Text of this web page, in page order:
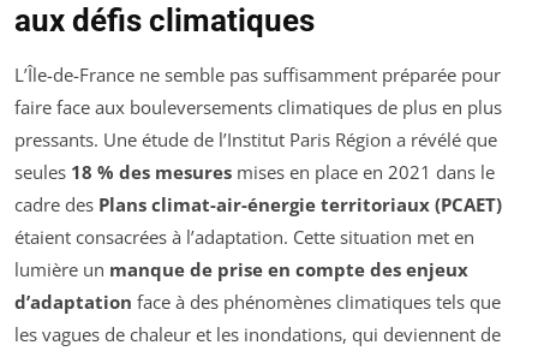
aux défis climatiques
L’Île-de-France ne semble pas suffisamment préparée pour
faire face aux bouleversements climatiques de plus en plus
pressants. Une étude de l’Institut Paris Région a révélé que
seules 18 % des mesures mises en place en 2021 dans le
cadre des Plans climat-air-énergie territoriaux (PCAET)
étaient consacrées à l’adaptation. Cette situation met en
lumière un manque de prise en compte des enjeux
d’adaptation face à des phénomènes climatiques tels que
les vagues de chaleur et les inondations, qui deviennent de